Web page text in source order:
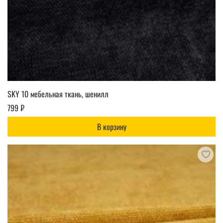
SKY 10 мебельная ткань, шенилл
799 ₽
В корзину